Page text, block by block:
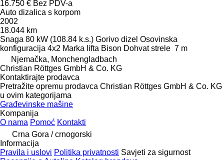
16.750 € Bez PDV-a
Auto dizalica s korpom
2002
18.044 km
Snaga 80 kW (108.84 k.s.) Gorivo dizel Osovinska
konfiguracija 4x2 Marka lifta Bison Dohvat strele 7 m
Njemačka, Monchengladbach
Christian Röttges GmbH & Co. KG
Kontaktirajte prodavca
Pretražite opremu prodavca Christian Röttges GmbH & Co. KG
u ovim kategorijama
Građevinske mašine
Kompanija
O nama Pomoć Kontakti
Crna Gora / crnogorski
Informacija
Pravila i uslovi Politika privatnosti Savjeti za sigurnost